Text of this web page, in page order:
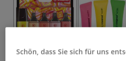
Schön, dass Sie sich für uns